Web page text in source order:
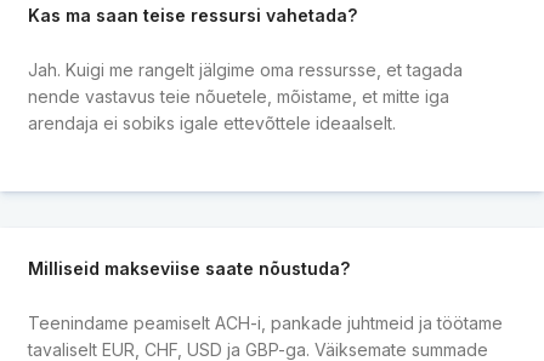
Kas ma saan teise ressursi vahetada?
Jah. Kuigi me rangelt jälgime oma ressursse, et tagada
nende vastavus teie nõuetele, mõistame, et mitte iga
arendaja ei sobiks igale ettevõttele ideaalselt.
Milliseid makseviise saate nõustuda?
Teenindame peamiselt ACH-i, pankade juhtmeid ja töötame
tavaliselt EUR, CHF, USD ja GBP-ga. Väiksemate summade